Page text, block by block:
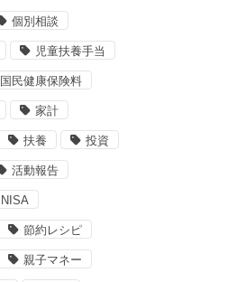
個別相談
児童扶養手当
国民健康保険料
家計
扶養 投資
活動報告
節約レシピ
親子マネー